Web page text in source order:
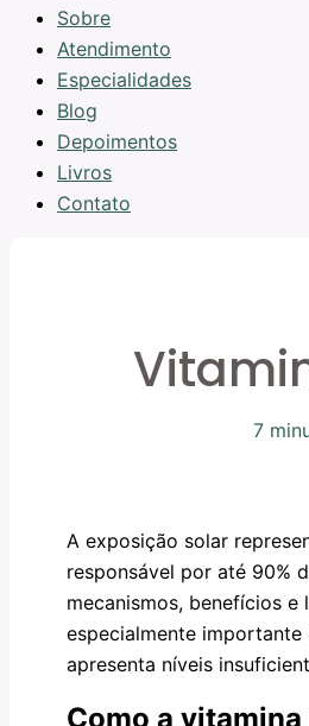
Sobre
Atendimento
Especialidades
Blog
Depoimentos
Livros
Contato
7
A exposição solar
responsável por até 90%
mecanismos, benefícios
especialmente
apresenta níveis
Como a